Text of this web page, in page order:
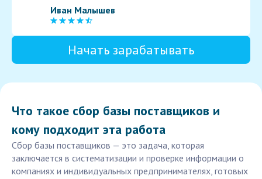
Иван Малышев
Начать зарабатывать
Что такое сбор базы поставщиков и
кому подходит эта работа
Сбор базы поставщиков — это задача, которая
заключается в систематизации и проверке информации о
компаниях и индивидуальных предпринимателях, готовых